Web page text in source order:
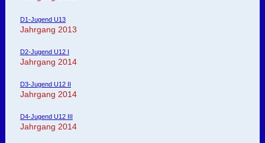
D1-Jugend U13
Jahrgang 2013
D2-Jugend U12 I
Jahrgang 2014
D3-Jugend U12 II
Jahrgang 2014
D4-Jugend U12 III
Jahrgang 2014